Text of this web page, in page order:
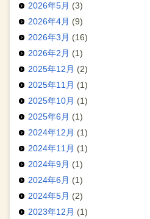
2026年5月 (3)
2026年4月 (9)
2026年3月 (16)
2026年2月 (1)
2025年12月 (2)
2025年11月 (1)
2025年10月 (1)
2025年6月 (1)
2024年12月 (1)
2024年11月 (1)
2024年9月 (1)
2024年6月 (1)
2024年5月 (2)
2023年12月 (1)